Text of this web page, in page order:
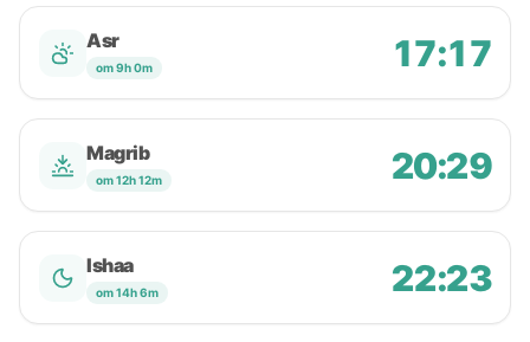
Asr
om 9h 0m 17:17
Magrib
om 12h 12m 20:29
Ishaa
om 14h 6m 22:23